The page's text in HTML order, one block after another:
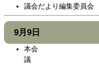
議会だより編集委員会
9月9日
本会